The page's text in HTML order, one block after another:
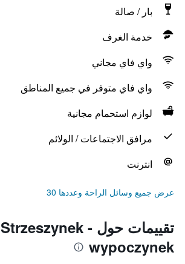
بار / صالة
خدمة الغرف
واي فاي مجاني
واي فاي متوفر في جميع المناطق
لوازم استحمام مجانية
مرافق الاجتماعات / الولائم
انترنت
عرض جميع وسائل الراحة وعددها 30
تقييمات حول Strzeszynek -
wypoczynek